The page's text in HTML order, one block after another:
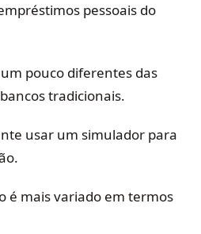
pessoais do
pouco diferentes das
tradicionais.
usar um simulador para
é mais variado em termos